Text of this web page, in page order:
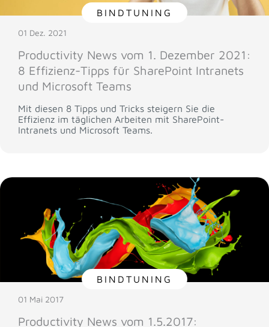
BINDTUNING
01 Dez. 2021
Productivity News vom 1. Dezember 2021:
8 Effizienz-Tipps für SharePoint Intranets
und Microsoft Teams
Mit diesen 8 Tipps und Tricks steigern Sie die
Effizienz im täglichen Arbeiten mit SharePoint-
Intranets und Microsoft Teams.
BINDTUNING
01 Mai 2017
Productivity News vom 1.5.2017: